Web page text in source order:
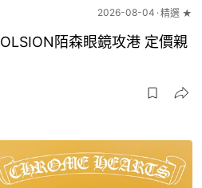
2026-08-04 精選 ★
陌森眼鏡攻港 定價親